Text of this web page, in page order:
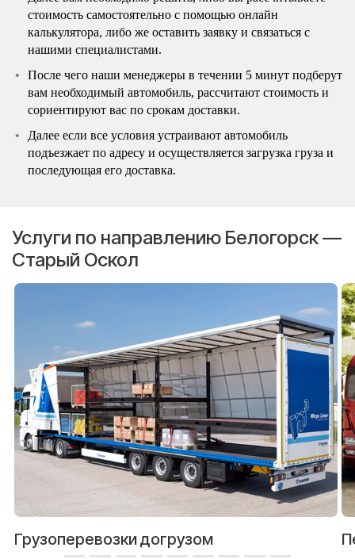
стоимость самостоятельно с помощью онлайн
калькулятора, либо же оставить заявку и связаться с
нашими специалистами.
После чего наши менеджеры в течении 5 минут подберут
вам необходимый автомобиль, рассчитают стоимость и
сориентируют вас по срокам доставки.
Далее если все условия устраивают автомобиль
подъезжает по адресу и осуществляется загрузка груза и
последующая его доставка.
Услуги по направлению Белогорск —
Старый Оскол
Грузоперевозки догрузом